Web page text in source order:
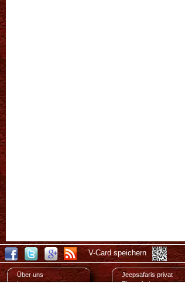
V-Card speichern
Über uns
Impressum
Jeepsafaris privat
Flugsafaris